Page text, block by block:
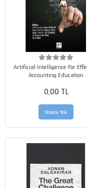
Artificial Intelligence For
Accounting Education
0,00 TL
Stokta Yok